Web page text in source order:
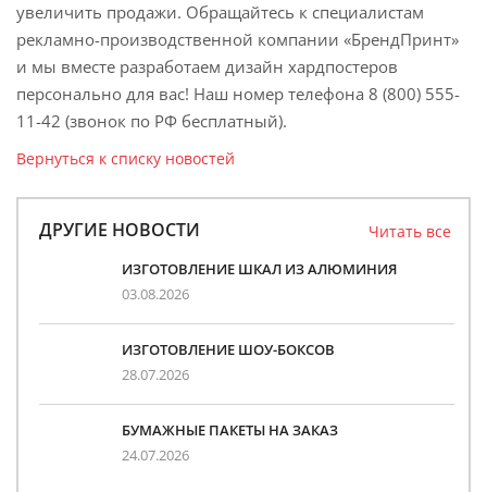
увеличить продажи. Обращайтесь к специалистам
рекламно-производственной компании «БрендПринт»
и мы вместе разработаем дизайн хардпостеров
персонально для вас! Наш номер телефона 8 (800) 555-
11-42 (звонок по РФ бесплатный).
Вернуться к списку новостей
ДРУГИЕ НОВОСТИ Читать все
ИЗГОТОВЛЕНИЕ ШКАЛ ИЗ АЛЮМИНИЯ
03.08.2026
ИЗГОТОВЛЕНИЕ ШОУ-БОКСОВ
28.07.2026
БУМАЖНЫЕ ПАКЕТЫ НА ЗАКАЗ
24.07.2026